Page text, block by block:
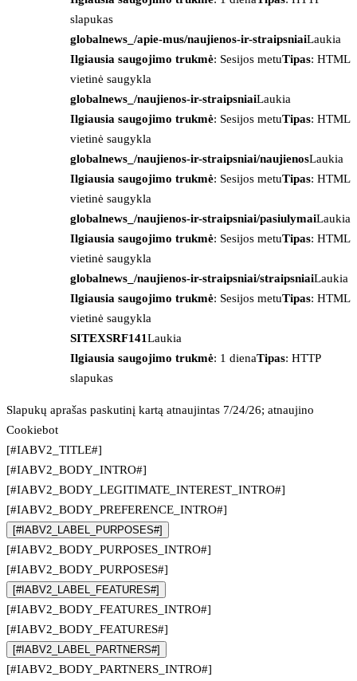
slapukas
globalnews_/apie-mus/naujienos-ir-straipsniaiLaukia
Ilgiausia saugojimo trukmė: Sesijos metuTipas: HTML
vietinė saugykla
globalnews_/naujienos-ir-straipsniaiLaukia
Ilgiausia saugojimo trukmė: Sesijos metuTipas: HTML
vietinė saugykla
globalnews_/naujienos-ir-straipsniai/naujienosLaukia
Ilgiausia saugojimo trukmė: Sesijos metuTipas: HTML
vietinė saugykla
globalnews_/naujienos-ir-straipsniai/pasiulymaiLaukia
Ilgiausia saugojimo trukmė: Sesijos metuTipas: HTML
vietinė saugykla
globalnews_/naujienos-ir-straipsniai/straipsniaiLaukia
Ilgiausia saugojimo trukmė: Sesijos metuTipas: HTML
vietinė saugykla
SITEXSRF141Laukia
Ilgiausia saugojimo trukmė: 1 dienaTipas: HTTP
slapukas
Slapukų aprašas paskutinį kartą atnaujintas 7/24/26; atnaujino
Cookiebot
[#IABV2_TITLE#]
[#IABV2_BODY_INTRO#]
[#IABV2_BODY_LEGITIMATE_INTEREST_INTRO#]
[#IABV2_BODY_PREFERENCE_INTRO#]
[#IABV2_LABEL_PURPOSES#]
[#IABV2_BODY_PURPOSES_INTRO#]
[#IABV2_BODY_PURPOSES#]
[#IABV2_LABEL_FEATURES#]
[#IABV2_BODY_FEATURES_INTRO#]
[#IABV2_BODY_FEATURES#]
[#IABV2_LABEL_PARTNERS#]
[#IABV2_BODY_PARTNERS_INTRO#]